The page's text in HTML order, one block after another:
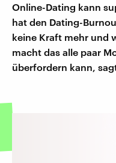
Online-Dating kann
hat den Dating-
keine Kraft mehr und
macht das alle paar
überfordern kann,